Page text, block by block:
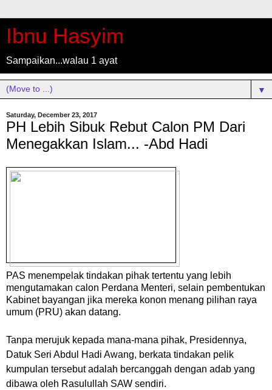
Ibnu Hasyim
Sampaikan...walau 1 ayat
▼
Saturday, December 23, 2017
PH Lebih Sibuk Rebut Calon PM Dari
Menegakkan Islam... -Abd Hadi
PAS menempelak tindakan pihak tertentu yang lebih
mengutamakan calon Perdana Menteri, selain pembentukan
Kabinet bayangan jika mereka konon menang pilihan raya
umum (PRU) akan datang.
Tanpa merujuk kepada mana-mana pihak, Presidennya,
Datuk Seri Abdul Hadi Awang, berkata tindakan pelik
kumpulan tersebut adalah bercanggah dengan adab yang
dibawa oleh Rasulullah SAW sendiri.